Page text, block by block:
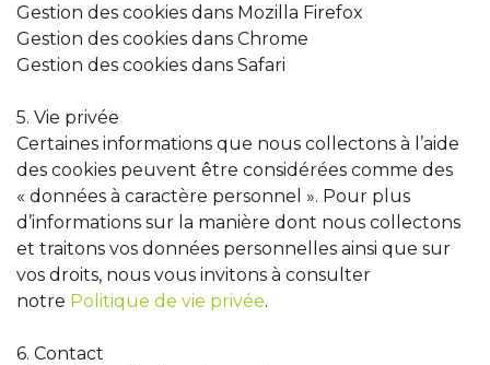
Gestion des cookies dans Mozilla Firefox
Gestion des cookies dans Chrome
Gestion des cookies dans Safari
5. Vie privée
Certaines informations que nous collectons à l’aide
des cookies peuvent être considérées comme des
« données à caractère personnel ». Pour plus
d’informations sur la manière dont nous collectons
et traitons vos données personnelles ainsi que sur
vos droits, nous vous invitons à consulter
notre Politique de vie privée.
6. Contact